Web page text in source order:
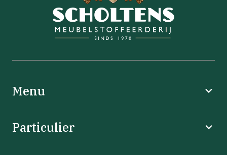
Menu
Particulier